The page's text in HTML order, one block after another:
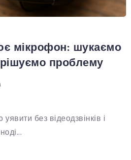
мікрофон: шукаємо
проблему
без відеодзвінків і